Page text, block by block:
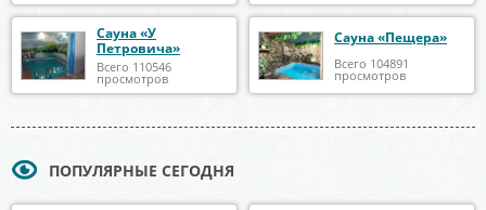
Сауна «У
Петровича»
Всего 110546
просмотров
Сауна «Пещера»
Всего 104891
просмотров
ПОПУЛЯРНЫЕ СЕГОДНЯ